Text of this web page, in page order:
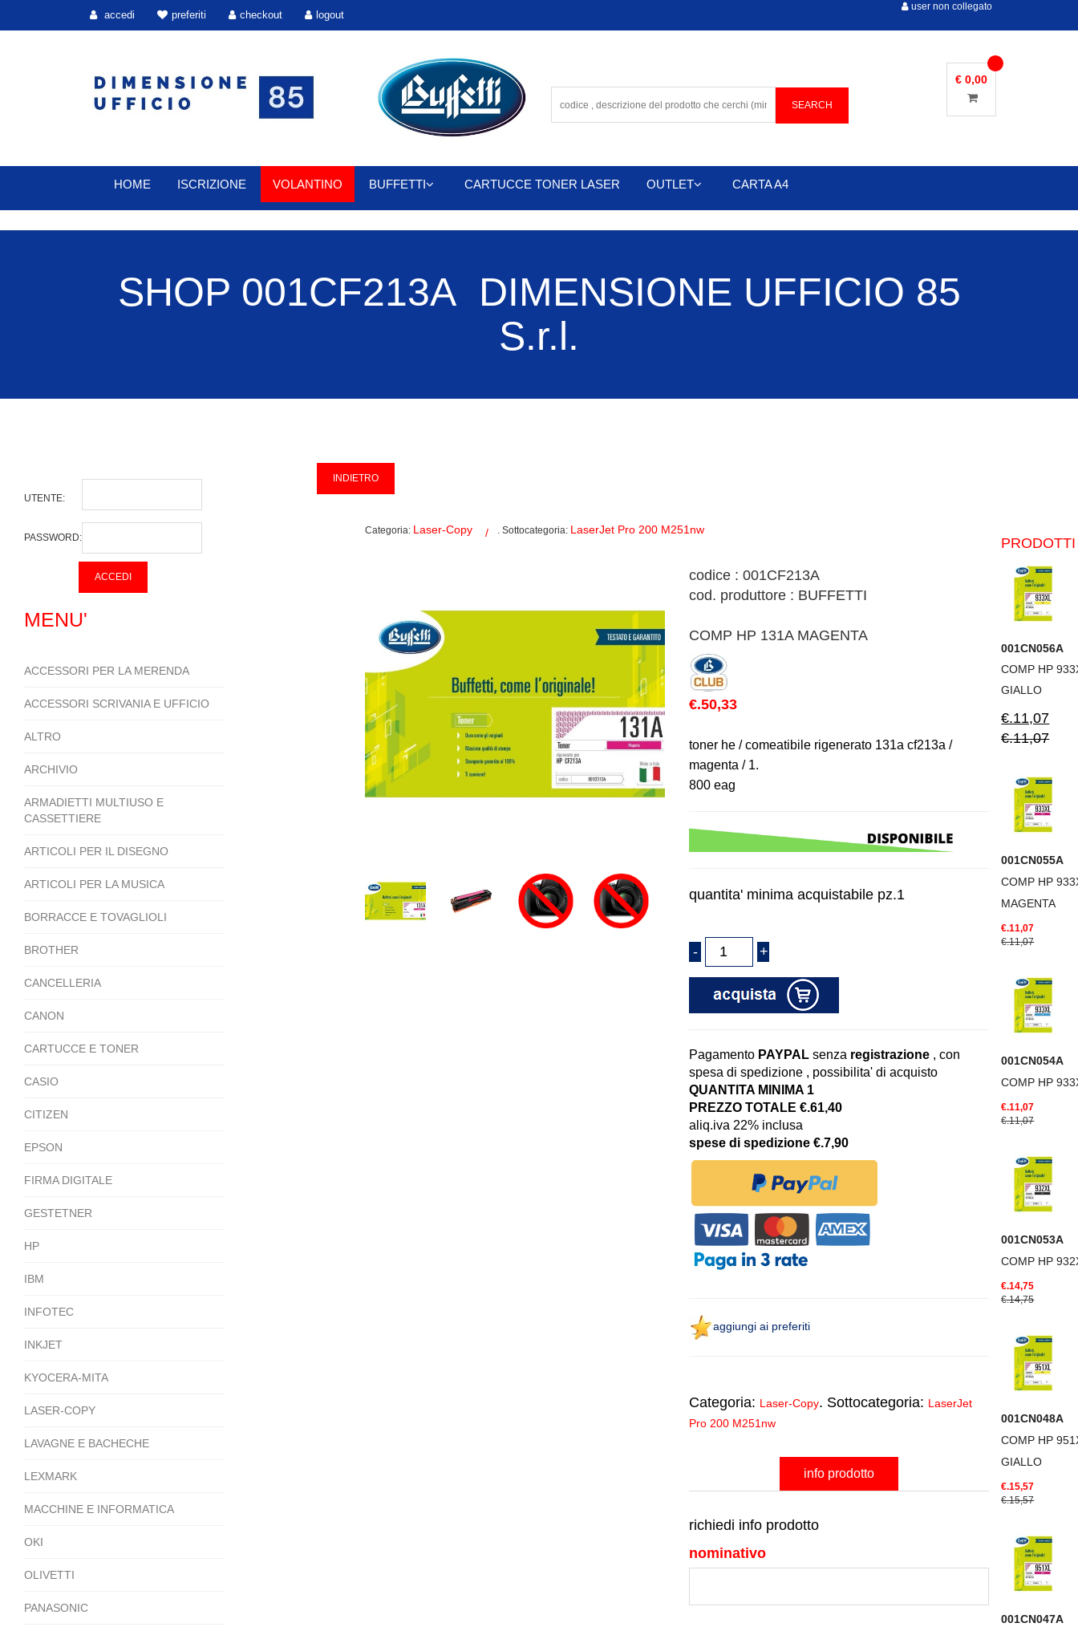
accedi preferiti checkout logout
user non collegato
€ 0,00
HOME ISCRIZIONE VOLANTINO BUFFETTI CARTUCCE TONER LASER OUTLET CARTA A4
SHOP 001CF213A DIMENSIONE UFFICIO 85
S.r.l.
UTENTE:
PASSWORD:
MENU'
ACCESSORI PER LA MERENDA
ACCESSORI SCRIVANIA E UFFICIO
ALTRO
ARCHIVIO
ARMADIETTI MULTIUSO E
CASSETTIERE
ARTICOLI PER IL DISEGNO
ARTICOLI PER LA MUSICA
BORRACCE E TOVAGLIOLI
BROTHER
CANCELLERIA
CANON
CARTUCCE E TONER
CASIO
CITIZEN
EPSON
FIRMA DIGITALE
GESTETNER
HP
IBM
INFOTEC
INKJET
KYOCERA-MITA
LASER-COPY
LAVAGNE E BACHECHE
LEXMARK
MACCHINE E INFORMATICA
OKI
OLIVETTI
PANASONIC
Categoria: Laser-Copy . Sottocategoria: LaserJet Pro 200 M251nw
codice : 001CF213A
cod. produttore : BUFFETTI
COMP HP 131A MAGENTA
€.50,33
toner he / comeatibile rigenerato 131a cf213a /
magenta / 1.
800 eag
quantita' minima acquistabile pz.1
Pagamento PAYPAL senza registrazione , con
spesa di spedizione , possibilita' di acquisto
QUANTITA MINIMA 1
PREZZO TOTALE €.61,40
aliq.iva 22% inclusa
spese di spedizione €.7,90
aggiungi ai preferiti
Categoria: Laser-Copy. Sottocategoria: LaserJet
Pro 200 M251nw
info prodotto
richiedi info prodotto
nominativo
001CN056A
COMP HP
GIALLO
€.11,07
€.11,07
001CN055A
COMP HP
MAGENTA
€.11,07
€.11,07
001CN054A
COMP HP
€.11,07
€.11,07
001CN053A
COMP HP
€.14,75
€.14,75
001CN048A
COMP HP
GIALLO
€.15,57
€.15,57
001CN047A